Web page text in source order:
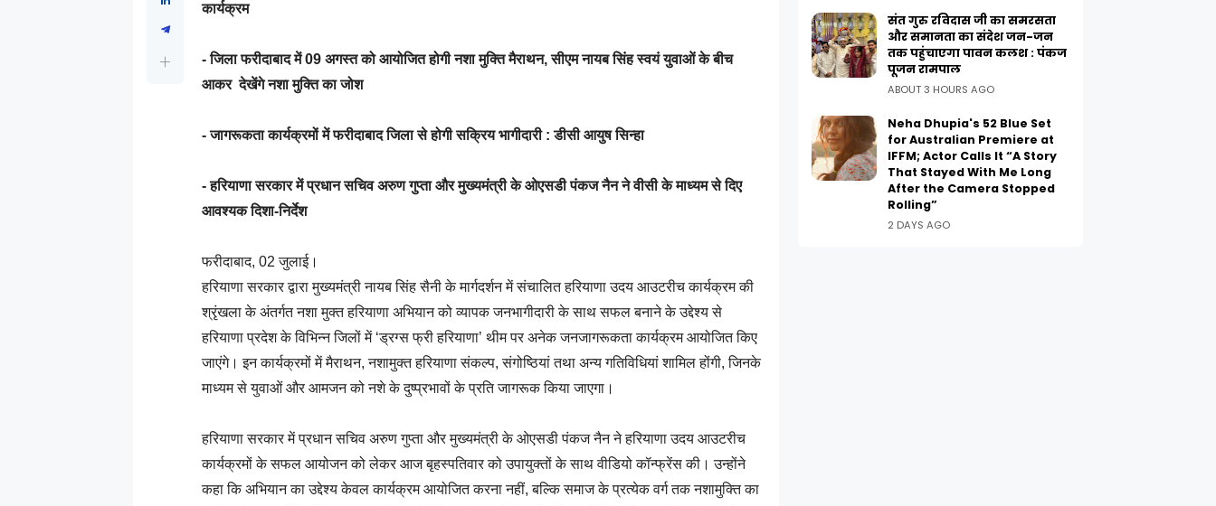
कार्यक्रम
- जिला फरीदाबाद में 09 अगस्त को आयोजित होगी नशा मुक्ति मैराथन, सीएम नायब सिंह स्वयं युवाओं के बीच
आकर देखेंगे नशा मुक्ति का जोश
- जागरूकता कार्यक्रमों में फरीदाबाद जिला से होगी सक्रिय भागीदारी : डीसी आयुष सिन्हा
- हरियाणा सरकार में प्रधान सचिव अरुण गुप्ता और मुख्यमंत्री के ओएसडी पंकज नैन ने वीसी के माध्यम से दिए
आवश्यक दिशा-निर्देश
फरीदाबाद, 02 जुलाई।
हरियाणा सरकार द्वारा मुख्यमंत्री नायब सिंह सैनी के मार्गदर्शन में संचालित हरियाणा उदय आउटरीच कार्यक्रम की
श्रृंखला के अंतर्गत नशा मुक्त हरियाणा अभियान को व्यापक जनभागीदारी के साथ सफल बनाने के उद्देश्य से
हरियाणा प्रदेश के विभिन्न जिलों में ‘ड्रग्स फ्री हरियाणा’ थीम पर अनेक जनजागरूकता कार्यक्रम आयोजित किए
जाएंगे। इन कार्यक्रमों में मैराथन, नशामुक्त हरियाणा संकल्प, संगोष्ठियां तथा अन्य गतिविधियां शामिल होंगी, जिनके
माध्यम से युवाओं और आमजन को नशे के दुष्प्रभावों के प्रति जागरूक किया जाएगा।
हरियाणा सरकार में प्रधान सचिव अरुण गुप्ता और मुख्यमंत्री के ओएसडी पंकज नैन ने हरियाणा उदय आउटरीच
कार्यक्रमों के सफल आयोजन को लेकर आज बृहस्पतिवार को उपायुक्तों के साथ वीडियो कॉन्फ्रेंस की। उन्होंने
कहा कि अभियान का उद्देश्य केवल कार्यक्रम आयोजित करना नहीं, बल्कि समाज के प्रत्येक वर्ग तक नशामुक्ति का
संत गुरु रविदास जी का समरसता
और समानता का संदेश जन-जन
तक पहुंचाएगा पावन कलश : पंकज
पूजन रामपाल
ABOUT 3 HOURS AGO
Neha Dhupia's 52 Blue Set
for Australian Premiere at
IFFM; Actor Calls It “A Story
That Stayed With Me Long
After the Camera Stopped
Rolling”
2 DAYS AGO